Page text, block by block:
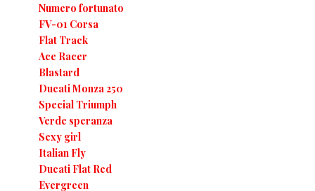
Numero fortunato
FV-01 Corsa
Flat Track
Ace Racer
Blastard
Ducati Monza 250
Special Triumph
Verde speranza
Sexy girl
Italian Fly
Ducati Flat Red
Evergreen